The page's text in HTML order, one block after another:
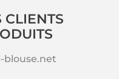
CLIENTS